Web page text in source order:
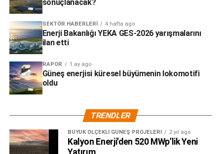
doğru platformlarla değerlendirilmesi gerektiğine dikkat
çeken organizasyon, enerji dönüşüm sürecine somut
katkılar sunarak sektörde güçlü bir iz bıraktı.
sonuçlanacak?
SEKTÖR HABERLERI 4 hafta ago
Enerji Bakanlığı YEKA GES-2026 yarışmalarını
ilan etti
RAPOR 1 ay ago
Güneş enerjisi küresel büyümenin lokomotifi
oldu
TRENDLER
BÜYÜK ÖLÇEKLI GÜNEŞ PROJELERI 2 yıl ago
Kalyon Enerji’den 520 MWp’lik Yeni
Yatırım